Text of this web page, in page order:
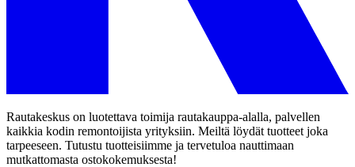
Rautakeskus on luotettava toimija rautakauppa-alalla, palvellen
kaikkia kodin remontoijista yrityksiin. Meiltä löydät tuotteet joka
tarpeeseen. Tutustu tuotteisiimme ja tervetuloa nauttimaan
mutkattomasta ostokokemuksesta!